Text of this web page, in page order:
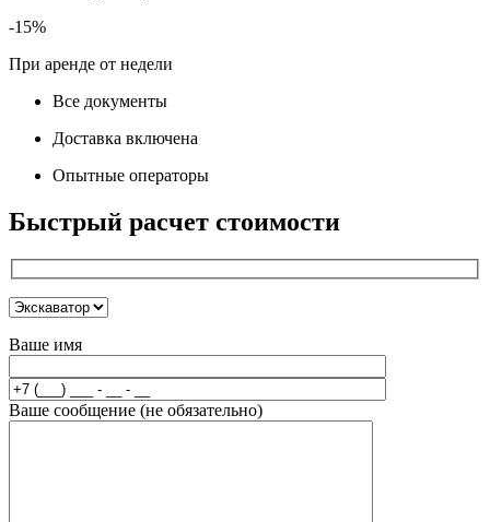
-15%
При аренде от недели
Все документы
Доставка включена
Опытные операторы
Быстрый расчет стоимости
Ваше имя
Ваше сообщение (не обязательно)